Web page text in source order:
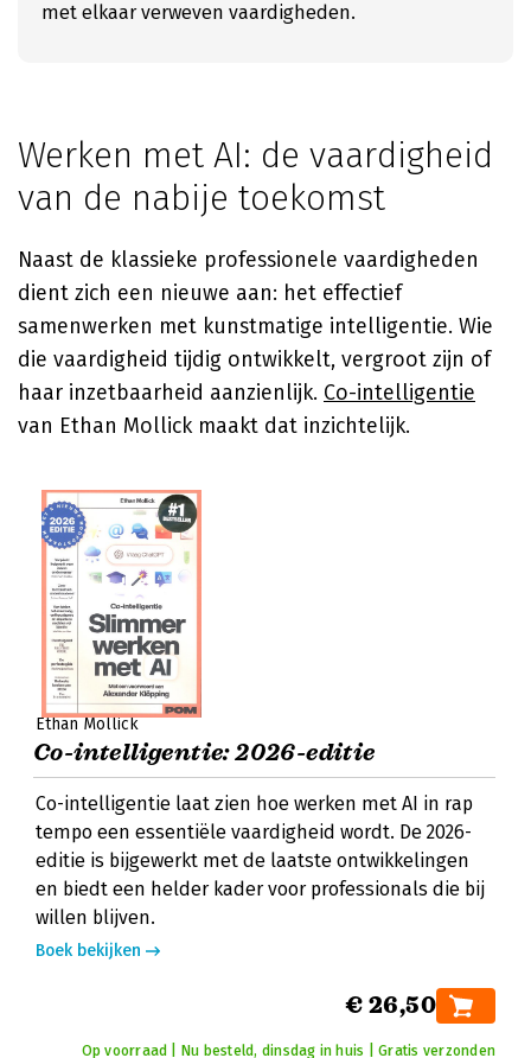
met elkaar verweven vaardigheden.
Werken met AI: de vaardigheid
van de nabije toekomst
Naast de klassieke professionele vaardigheden
dient zich een nieuwe aan: het effectief
samenwerken met kunstmatige intelligentie. Wie
die vaardigheid tijdig ontwikkelt, vergroot zijn of
haar inzetbaarheid aanzienlijk. Co-intelligentie
van Ethan Mollick maakt dat inzichtelijk.
Ethan Mollick
Co-intelligentie: 2026-editie
Co-intelligentie laat zien hoe werken met AI in rap
tempo een essentiële vaardigheid wordt. De 2026-
editie is bijgewerkt met de laatste ontwikkelingen
en biedt een helder kader voor professionals die bij
willen blijven.
Boek bekijken
€ 26,50
Op voorraad | Nu besteld, dinsdag in huis | Gratis verzonden